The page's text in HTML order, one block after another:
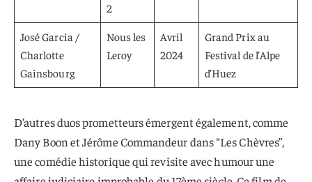
2
José Garcia /
Charlotte
Gainsbourg
Nous les
Leroy
Avril
2024
Grand Prix au
Festival de l’Alpe
d’Huez
D’autres duos prometteurs émergent également, comme
Dany Boon et Jérôme Commandeur dans “Les Chèvres”,
une comédie historique qui revisite avec humour une